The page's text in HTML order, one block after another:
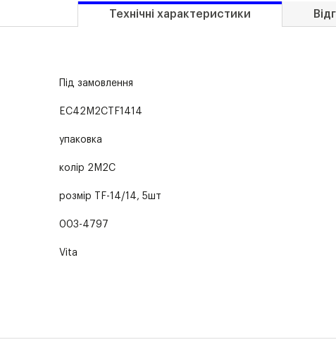
Технічні характеристики
Під замовлення
EC42M2CTF1414
упаковка
колір 2M2C
розмір TF-14/14, 5шт
003-4797
Vita